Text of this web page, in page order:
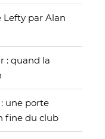
Lefty par Alan
: quand la
une porte
fine du club